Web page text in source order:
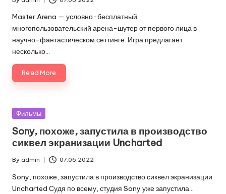
Posted
by
Master Arena — условно-бесплатный
многопользовательский арена-шутер от первого лица в
научно-фантастическом сеттинге. Игра предлагает
несколько…
Read More
Posted
Фильмы
Sony, похоже, запустила в производство
сиквел экранизации Uncharted
Posted
by
By admin 07.06.2022
Sony, похоже, запустила в производство сиквел экранизации
Uncharted Судя по всему, студия Sony уже запустила…